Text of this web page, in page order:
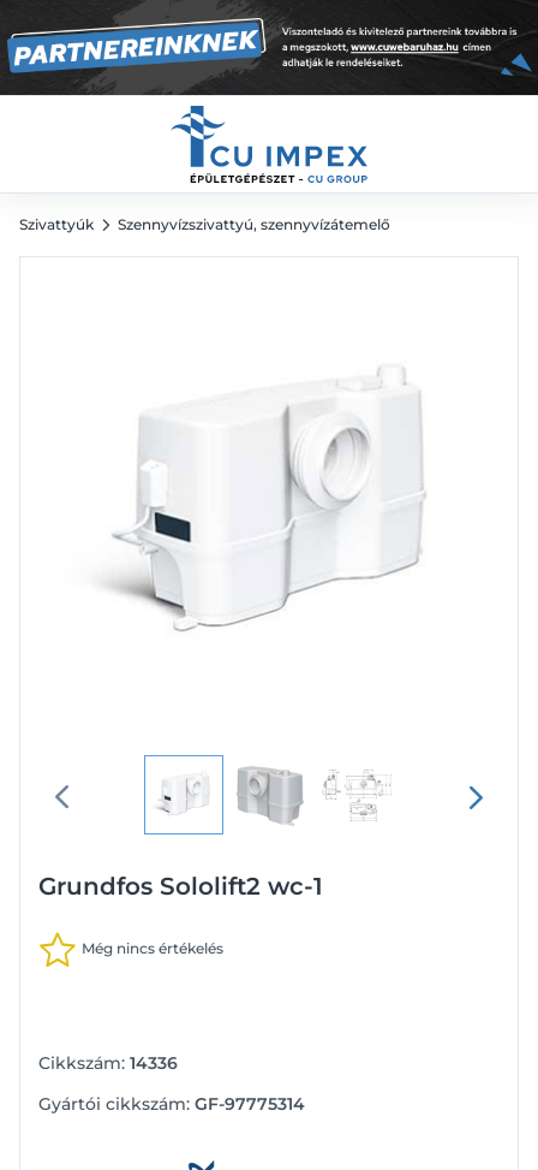
Szivattyúk Szennyvízszivattyú, szennyvízátemelő
Grundfos Sololift2 wc-1
Még nincs értékelés
Cikkszám: 14336
Gyártói cikkszám: GF-97775314
150 247 Ft